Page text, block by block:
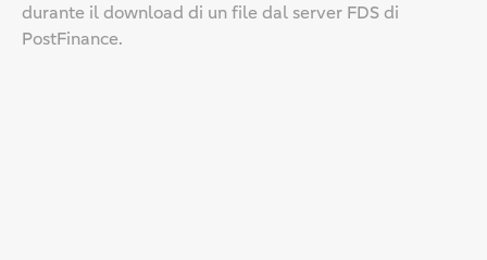
durante il download di un file dal server FDS di
PostFinance.